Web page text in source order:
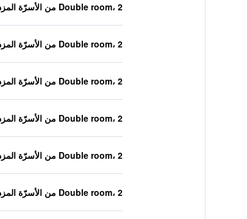
Double room، 2 من الأسرّة المزدوجة
Double room، 2 من الأسرّة المزدوجة
Double room، 2 من الأسرّة المزدوجة
Double room، 2 من الأسرّة المزدوجة
Double room، 2 من الأسرّة المزدوجة
Double room، 2 من الأسرّة المزدوجة